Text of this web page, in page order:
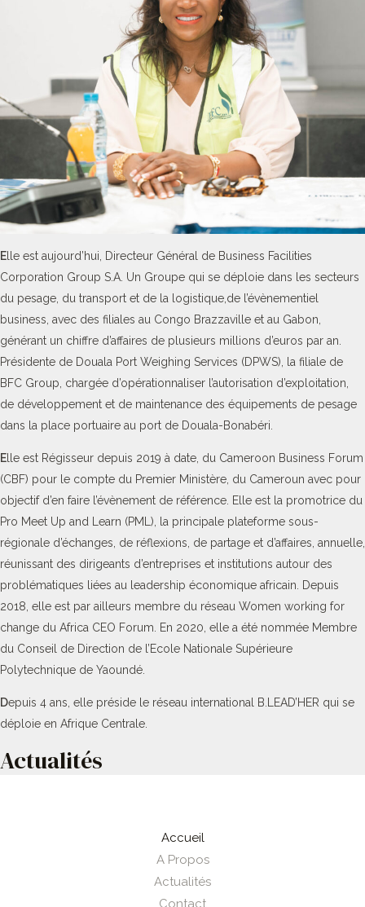
E lle est aujourd’hui, Directeur Général de Business Facilities
Corporation Group S.A. Un Groupe qui se déploie dans les secteurs
du pesage, du transport et de la logistique,de l’évènementiel
business, avec des filiales au Congo Brazzaville et au Gabon,
générant un chiffre d’affaires de plusieurs millions d’euros par an.
Présidente de Douala Port Weighing Services (DPWS), la filiale de
BFC Group, chargée d’opérationnaliser l’autorisation d’exploitation,
de développement et de maintenance des équipements de pesage
dans la place portuaire au port de Douala-Bonabéri.
E lle est Régisseur depuis 2019 à date, du Cameroon Business Forum
(CBF) pour le compte du Premier Ministère, du Cameroun avec pour
objectif d’en faire l’évènement de référence. Elle est la promotrice du
Pro Meet Up and Learn (PML), la principale plateforme sous-
régionale d’échanges, de réflexions, de partage et d’affaires, annuelle,
réunissant des dirigeants d’entreprises et institutions autour des
problématiques liées au leadership économique africain. Depuis
2018, elle est par ailleurs membre du réseau Women working for
change du Africa CEO Forum. En 2020, elle a été nommée Membre
du Conseil de Direction de l’Ecole Nationale Supérieure
Polytechnique de Yaoundé.
Depuis 4 ans, elle préside le réseau international B.LEAD’HER qui se
déploie en Afrique Centrale.
Actualités
Accueil
A Propos
Actualités
Contact